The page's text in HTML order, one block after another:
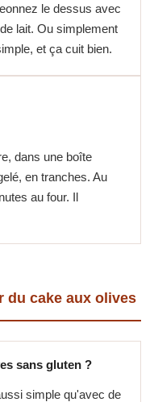
le dessus avec
lait. Ou simplement
et ça cuit bien.
dans une boîte
en tranches. Au
au four. Il
du cake aux olives
sans gluten ?
simple qu'avec de